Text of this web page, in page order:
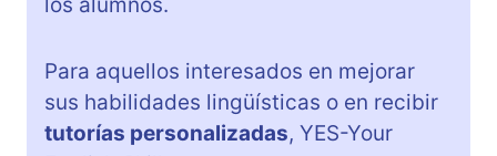
Para aquellos interesados en mejorar
sus habilidades lingüísticas o en recibir
tutorías personalizadas, YES-Your